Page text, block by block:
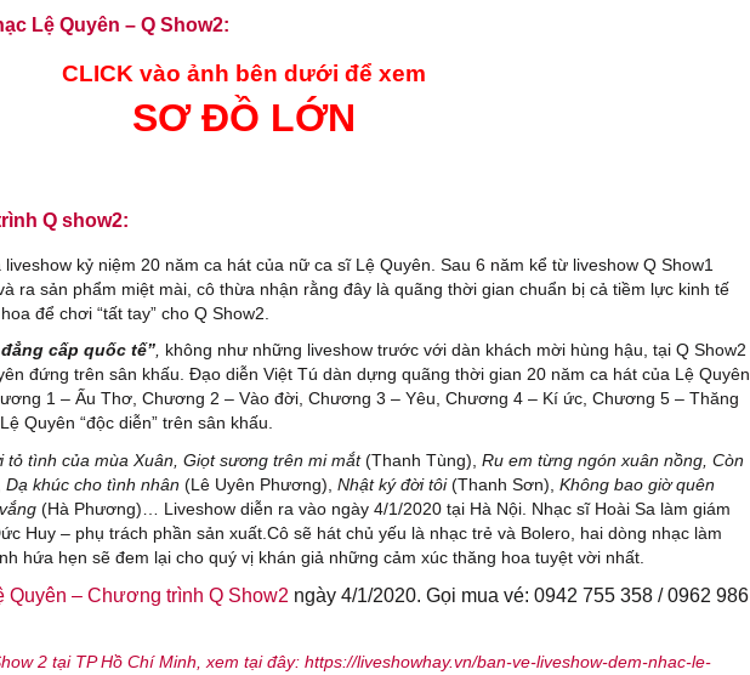
Lệ Quyên – Q Show2:
CLICK vào ảnh bên dưới để xem
SƠ ĐỒ LỚN
Q show2:
liveshow kỷ niệm 20 năm ca hát của nữ ca sĩ Lệ Quyên. Sau 6 năm kể từ liveshow Q Show1
ra sản phẩm miệt mài, cô thừa nhận rằng đây là quãng thời gian chuẩn bị cả tiềm lực kinh tế
để chơi “tất tay” cho Q Show2.
cấp quốc tế” không như những liveshow trước với dàn khách mời hùng hậu, tại Q Show2
đứng trên sân khấu. Đạo diễn Việt Tú dàn dựng quãng thời gian 20 năm ca hát của Lệ Quyên
1 – Ấu Thơ, Chương 2 – Vào đời, Chương 3 – Yêu, Chương 4 – Kí ức, Chương 5 – Thăng
Quyên “độc diễn” trên sân khấu.
tỏ tình của mùa Xuân, Giọt sương trên mi mắt(Thanh Tùng), Ru em từng ngón xuân nồng, Còn
Dạ khúc cho tình nhân (Lê Uyên Phương), Nhật ký đời tôi(Thanh Sơn), Không bao giờ quên
(Hà Phương)… Liveshow diễn ra vào ngày 4/1/2020 tại Hà Nội. Nhạc sĩ Hoài Sa làm giám
Huy – phụ trách phần sản xuất.Cô sẽ hát chủ yếu là nhạc trẻ và Bolero, hai dòng nhạc làm
hứa hẹn sẽ đem lại cho quý vị khán giả những cảm xúc thăng hoa tuyệt vời nhất.
Quyên – Chương trình Q Show2 ngày 4/1/2020. Gọi mua vé: 0942 755 358 / 0962 986
2 tại TP Hồ Chí Minh, xem tại đây: https://liveshowhay.vn/ban-ve-liveshow-dem-nhac-le-